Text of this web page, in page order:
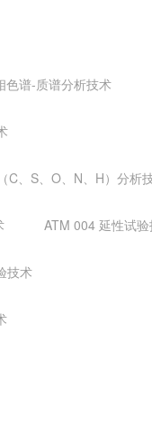
色谱-质谱分析技术
C、S、O、N、H）分析
ATM 004 延性试
技术